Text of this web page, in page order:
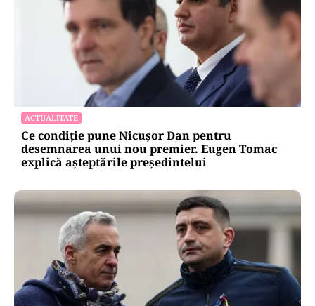
ACTUALITATE
Ce condiție pune Nicușor Dan pentru
desemnarea unui nou premier. Eugen Tomac
explică așteptările președintelui